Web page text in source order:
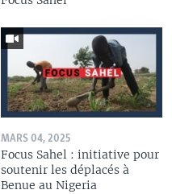
MARS 04, 2025
Focus Sahel : initiative pour
soutenir les déplacés à
Benue au Nigeria